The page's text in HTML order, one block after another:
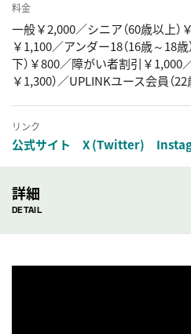
料金
一般￥2,000／シニア（60歳以上）
￥1,100／アンダー18（16歳～18
下）￥800／障がい者割引￥1,000
￥1,300）／UPLINKユース会員（
リンク
公式サイト X (Twitter)
詳細
DETAIL